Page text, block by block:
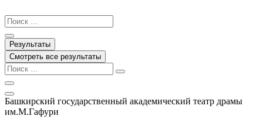
к
содержимому
Search
...
Результаты
Смотреть все результаты
Башкирский государственный академический театр драмы
им.М.Гафури